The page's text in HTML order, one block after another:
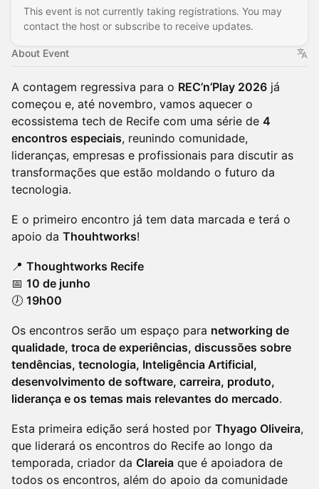
This event is not currently taking registrations. You may
contact the host or subscribe to receive updates.
About Event
A contagem regressiva para o REC’n’Play 2026 já
começou e, até novembro, vamos aquecer o
ecossistema tech de Recife com uma série de 4
encontros especiais, reunindo comunidade,
lideranças, empresas e profissionais para discutir as
transformações que estão moldando o futuro da
tecnologia.
E o primeiro encontro já tem data marcada e terá o
apoio da Thouhtworks!
📍 Thoughtworks Recife
📅 10 de junho
🕖 19h00
Os encontros serão um espaço para networking de
qualidade, troca de experiências, discussões sobre
tendências, tecnologia, Inteligência Artificial,
desenvolvimento de software, carreira, produto,
liderança e os temas mais relevantes do mercado.
Esta primeira edição será hosted por Thyago Oliveira,
que liderará os encontros do Recife ao longo da
temporada, criador da Clareia que é apoiadora de
todos os encontros, além do apoio da comunidade